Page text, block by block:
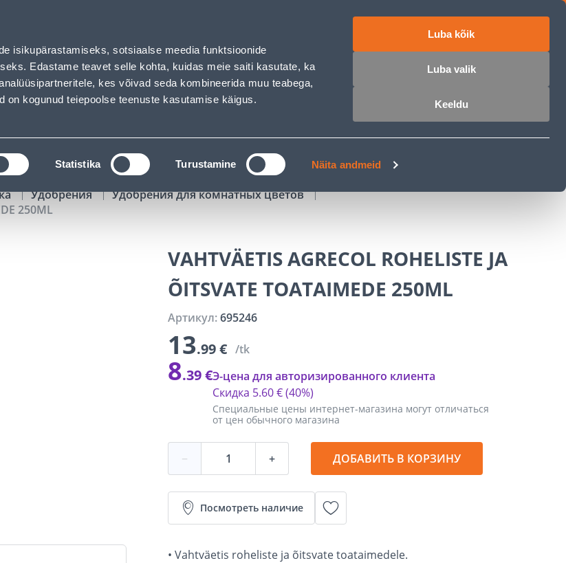
isikupärastamiseks, sotsiaalse meedia funktsioonide
Edastame teavet selle kohta, kuidas meie saiti kasutate, ka
kes võivad seda kombineerida muu teabega,
on kogunud teiepoolse teenuste kasutamise käigus.
Statistika Turustamine Näita andmeid
Luba kõik
Luba valik
Keeldu
has loaded
частных клиентов Услуги Предложения о работе
ПОИСК
АРЕНДА ИНСТРУМЕНТОВ РАССРОЧКА
Удобрения
Удобрения для комнатных цветов
250ML
VAHTVÄETIS AGRECOL ROHELISTE JA
ÕITSVATE TOATAIMEDE 250ML
Артикул:695246
13.99 € /tk
8.39 €
Специальные цены интернет-магазина могут отличаться
от цен обычного магазина
Скидка 5.60 €(40%)
Э-цена для авторизированного клиента
− + ДОБАВИТЬ В КОРЗИНУ
Посмотреть наличие
• Vahtväetis roheliste ja õitsvate toataimedele.